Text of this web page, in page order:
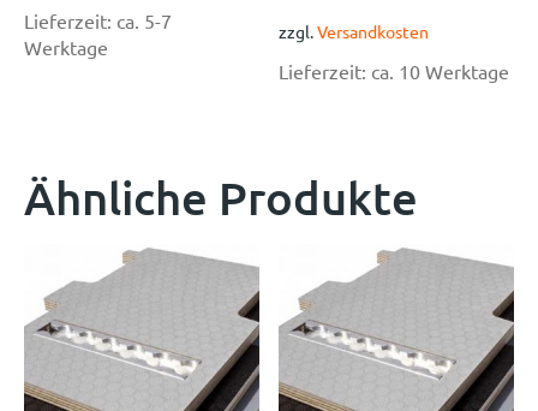
Lieferzeit: ca. 5-7
Werktage
zzgl.Versandkosten
Lieferzeit: ca. 10 Werktage
Ähnliche Produkte